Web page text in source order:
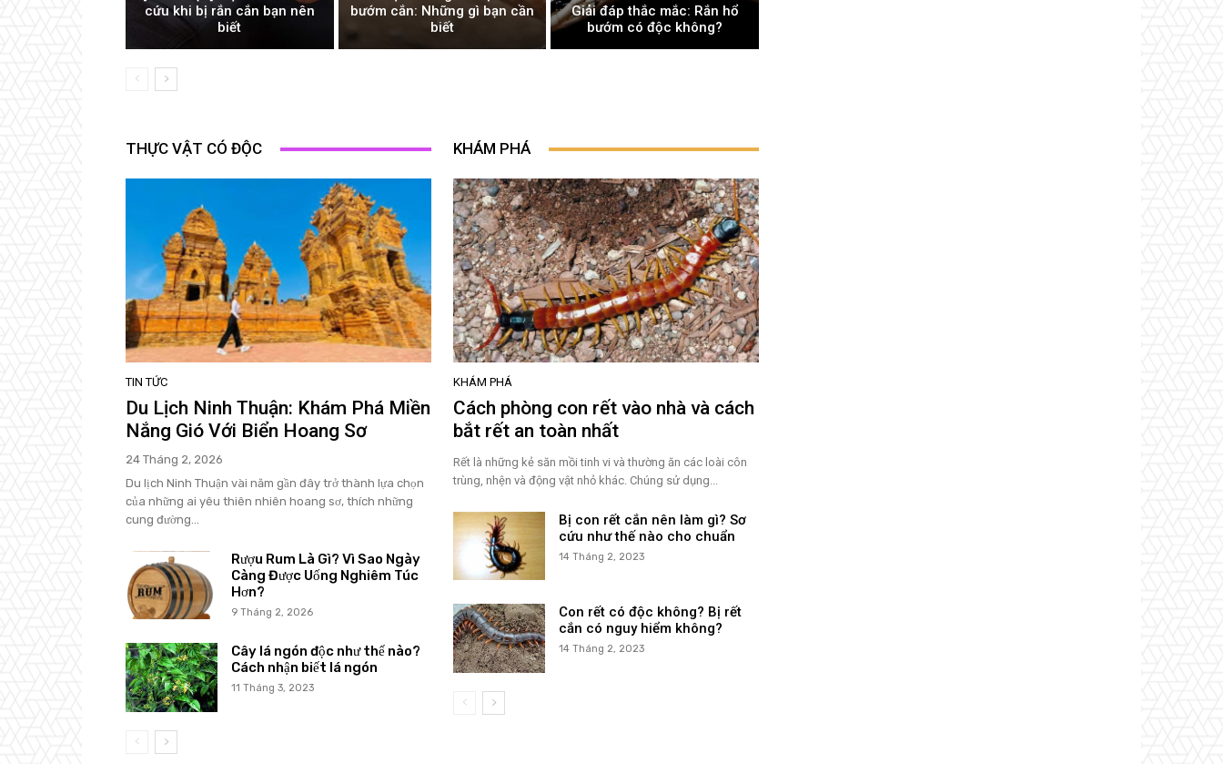
cứu khi bị rắn cắn bạn nên
biết
bướm cắn: Những gì bạn cần
biết
Giải đáp thắc mắc: Rắn hổ
bướm có độc không?
THỰC VẬT CÓ ĐỘC
TIN TỨC
Du Lịch Ninh Thuận: Khám Phá Miền
Nắng Gió Với Biển Hoang Sơ
24 Tháng 2, 2026
Du lịch Ninh Thuận vài năm gần đây trở thành lựa chọn
của những ai yêu thiên nhiên hoang sơ, thích những
cung đường...
Rượu Rum Là Gì? Vì Sao Ngày
Càng Được Uống Nghiêm Túc
Hơn?
9 Tháng 2, 2026
Cây lá ngón độc như thế nào?
Cách nhận biết lá ngón
11 Tháng 3, 2023
KHÁM PHÁ
KHÁM PHÁ
Cách phòng con rết vào nhà và cách
bắt rết an toàn nhất
Rết là những kẻ săn mồi tinh vi và thường ăn các loài côn
trùng, nhện và động vật nhỏ khác. Chúng sử dụng...
Bị con rết cắn nên làm gì? Sơ
cứu như thế nào cho chuẩn
14 Tháng 2, 2023
Con rết có độc không? Bị rết
cắn có nguy hiểm không?
14 Tháng 2, 2023